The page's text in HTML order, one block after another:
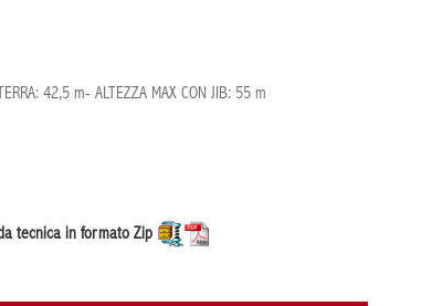
42,5 m- ALTEZZA MAX CON JIB: 55 m
tecnica in formato Zip